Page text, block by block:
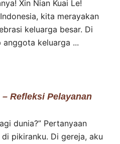
Xin Nian Kuai Le!
kita merayakan
keluarga besar. Di
keluarga ...
Refleksi Pelayanan
dunia?” Pertanyaan
pikiranku. Di gereja, aku